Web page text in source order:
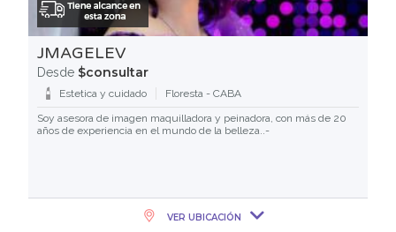
JMAGELEV
Desde $consultar
Estetica y cuidado
Floresta - CABA
Soy asesora de imagen maquilladora y peinadora, con más de 20
años de experiencia en el mundo de la belleza..-
VER UBICACIÓN